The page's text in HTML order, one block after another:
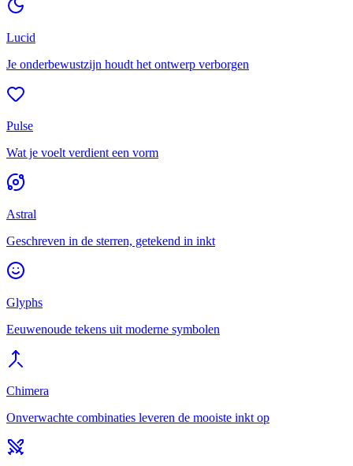
Lucid
Je onderbewustzijn houdt het ontwerp verborgen
Pulse
Wat je voelt verdient een vorm
Astral
Geschreven in de sterren, getekend in inkt
Glyphs
Eeuwenoude tekens uit moderne symbolen
Chimera
Onverwachte combinaties leveren de mooiste inkt op